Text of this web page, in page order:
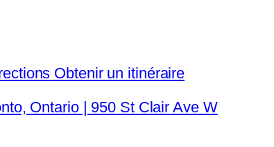
Obtenir un itinéraire
Ontario | 950 St Clair Ave W